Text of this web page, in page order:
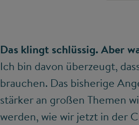
Das klingt schlüssig. Aber
Ich bin davon überzeugt,
brauchen. Das bisherige
stärker an großen Themen
werden, wie wir jetzt in der